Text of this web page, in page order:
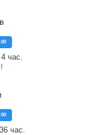
час.
час.